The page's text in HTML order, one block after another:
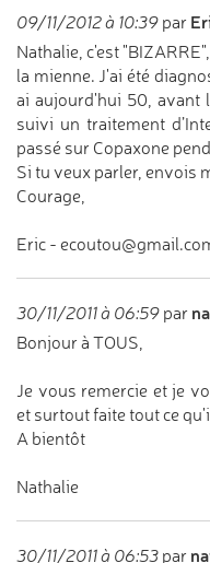
09/11/2012 à 10:39 par
Nathalie, c'est
la mienne. J'ai été
ai aujourd'hui 50, avant
suivi un traitement
passé sur Copaxone
Si tu veux parler, envois
Courage,
Eric -
30/11/2011 à 06:59 par
Bonjour à TOUS,
Je vous remercie et je
et surtout faite tout ce
A bientôt
Nathalie
30/11/2011 à 06:53 par